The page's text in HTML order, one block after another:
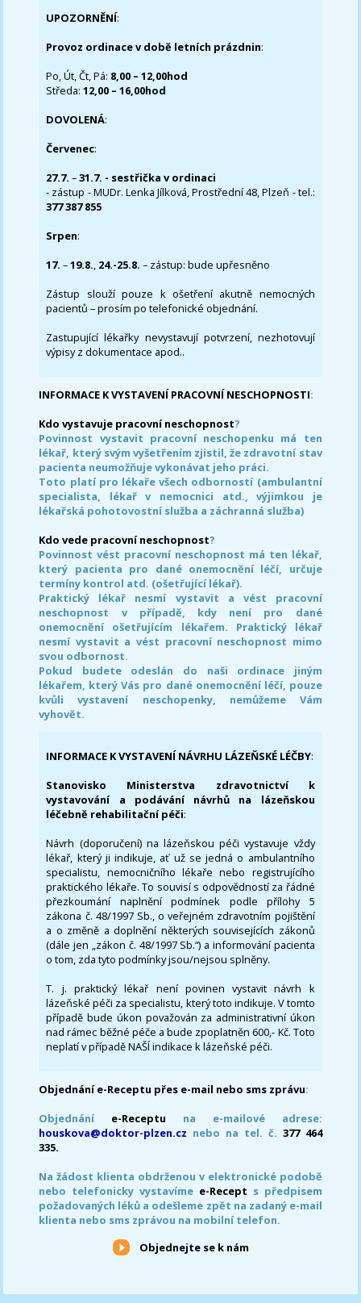
UPOZORNĚNÍ:
Provoz ordinace v době letních prázdnin:
Po, Út, Čt, Pá: 8,00 – 12,00hod
Středa:12,00 – 16,00hod
DOVOLENÁ:
Červenec:
27.7.–31.7. - sestřička v ordinaci
- zástup - MUDr. Lenka Jílková, Prostřední 48, Plzeň - tel.:
377 387 855
Srpen:
17. –19.8., 24.-25.8. – zástup: bude upřesněno
Zástup slouží pouze k ošetření akutně nemocných
pacientů – prosím po telefonické objednání.
Zastupující lékařky nevystavují potvrzení, nezhotovují
výpisy z dokumentace apod..
INFORMACE K VYSTAVENÍ PRACOVNÍ NESCHOPNOSTI:
Kdo vystavuje pracovní neschopnost?
Povinnost vystavit pracovní neschopenku má ten
lékař, který svým vyšetřením zjistil, že zdravotní stav
pacienta neumožňuje vykonávat jeho práci.
Toto platí pro lékaře všech odborností (ambulantní
specialista, lékař v nemocnici atd., výjimkou je
lékařská pohotovostní služba a záchranná služba)
Kdo vede pracovní neschopnost?
Povinnost vést pracovní neschopnost má ten lékař,
který pacienta pro dané onemocnění léčí, určuje
termíny kontrol atd. (ošetřující lékař).
Praktický lékař nesmí vystavit a vést pracovní
neschopnost v případě, kdy není pro dané
onemocnění ošetřujícím lékařem. Praktický lékař
nesmí vystavit a vést pracovní neschopnost mimo
svou odbornost.
Pokud budete odeslán do naši ordinace jiným
lékařem, který Vás pro dané onemocnění léčí, pouze
kvůli vystavení neschopenky, nemůžeme Vám
vyhovět.
INFORMACE K VYSTAVENÍ NÁVRHU LÁZEŇSKÉ LÉČBY:
Stanovisko Ministerstva zdravotnictví k
vystavování a podávání návrhů na lázeňskou
léčebně rehabilitační péči:
Návrh (doporučení) na lázeňskou péči vystavuje vždy
lékař, který ji indikuje, ať už se jedná o ambulantního
specialistu, nemocničního lékaře nebo registrujícího
praktického lékaře. To souvisí s odpovědností za řádné
přezkoumání naplnění podmínek podle přílohy 5
zákona č. 48/1997 Sb., o veřejném zdravotním pojištění
a o změně a doplnění některých souvisejících zákonů
(dále jen „zákon č. 48/1997 Sb.“) a informování pacienta
o tom, zda tyto podmínky jsou/nejsou splněny.
T. j. praktický lékař není povinen vystavit návrh k
lázeňské péči za specialistu, který toto indikuje. V tomto
případě bude úkon považován za administrativní úkon
nad rámec běžné péče a bude zpoplatněn 600,- Kč. Toto
neplatí v případě NAŠÍ indikace k lázeňské péči.
Objednání e-Receptu přes e-mail nebo sms zprávu:
Objednání e-Receptu na e-mailové adrese:
houskova@doktor-plzen.cz nebo na tel. č. 377 464
335.
Na žádost klienta obdrženou v elektronické podobě
nebo telefonicky vystavíme e-Recept s předpisem
požadovaných léků a odešleme zpět na zadaný e-mail
klienta nebo sms zprávou na mobilní telefon.
Objednejte se k nám